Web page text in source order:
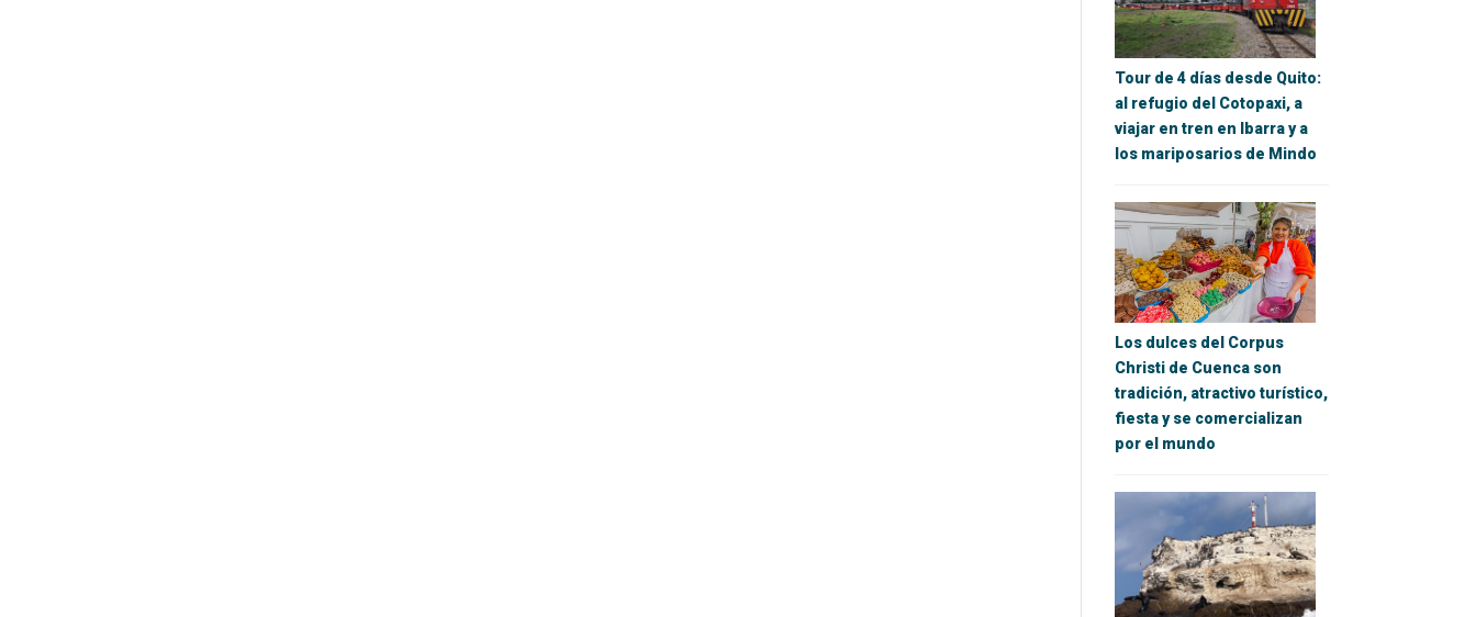
Tour de 4 días desde Quito:
al refugio del Cotopaxi, a
viajar en tren en Ibarra y a
los mariposarios de Mindo
Los dulces del Corpus
Christi de Cuenca son
tradición, atractivo turístico,
fiesta y se comercializan
por el mundo